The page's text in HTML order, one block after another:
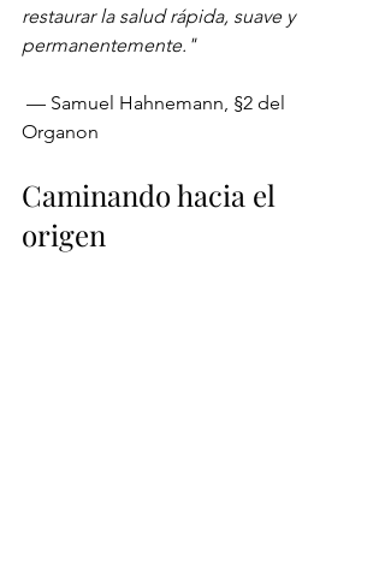
restaurar la salud rápida, suave y
permanentemente."
Organon
Caminando hacia el
origen